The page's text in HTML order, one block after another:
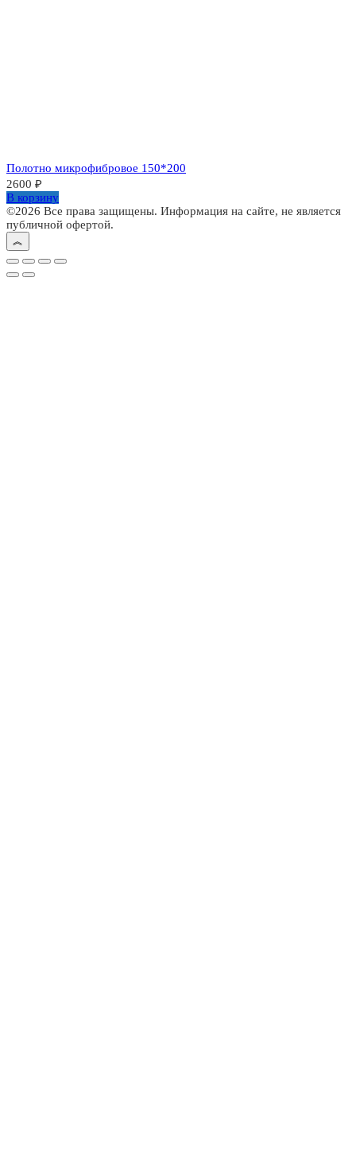
Полотно микрофибровое 150*200
2600 ₽
В корзину
©2026 Все права защищены. Информация на сайте, не является
публичной офертой.